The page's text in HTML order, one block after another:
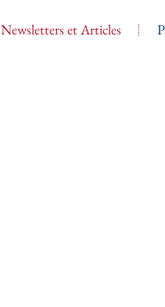
Newsletters et Articles